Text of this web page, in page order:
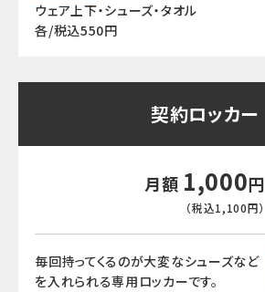
ウェア上下・シューズ・タオル
各/税込550円
契約ロッカー
月額 1,000円
（税込1,100円）
毎回持ってくるのが大変なシューズなど
を入れられる専用ロッカーです。